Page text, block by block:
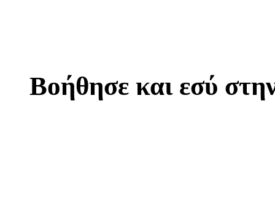
Βοήθησε και εσύ